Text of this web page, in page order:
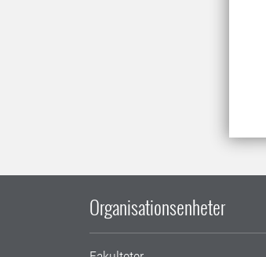
Organisationsenheter